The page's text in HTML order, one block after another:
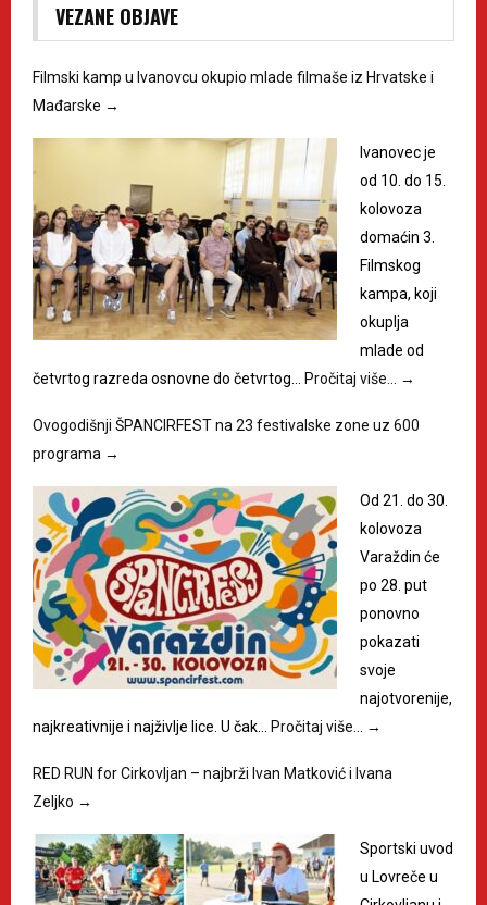
VEZANE OBJAVE
Filmski kamp u Ivanovcu okupio mlade filmaše iz Hrvatske i
Mađarske →
Ivanovec je
od 10. do 15.
kolovoza
domaćin 3.
Filmskog
kampa, koji
okuplja
mlade od
četvrtog razreda osnovne do četvrtog…
Pročitaj više… →
Ovogodišnji ŠPANCIRFEST na 23 festivalske zone uz 600
programa →
Od 21. do 30.
kolovoza
Varaždin će
po 28. put
ponovno
pokazati
svoje
najotvorenije,
najkreativnije i najživlje lice. U čak…
Pročitaj više… →
RED RUN for Cirkovljan – najbrži Ivan Matković i Ivana
Zeljko →
Sportski uvod
u Lovreče u